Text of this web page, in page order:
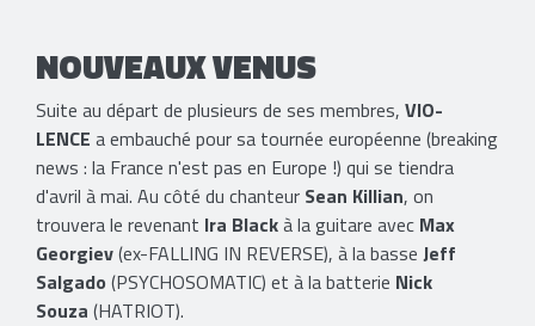
NOUVEAUX VENUS
Suite au départ de plusieurs de ses membres, VIO-
LENCE a embauché pour sa tournée européenne (breaking
news : la France n'est pas en Europe !) qui se tiendra
d'avril à mai. Au côté du chanteur Sean Killian, on
trouvera le revenant Ira Blackà la guitare avec Max
Georgiev(ex-FALLING IN REVERSE), à la basse Jeff
Salgado (PSYCHOSOMATIC) et à la batterie Nick
Souza (HATRIOT).